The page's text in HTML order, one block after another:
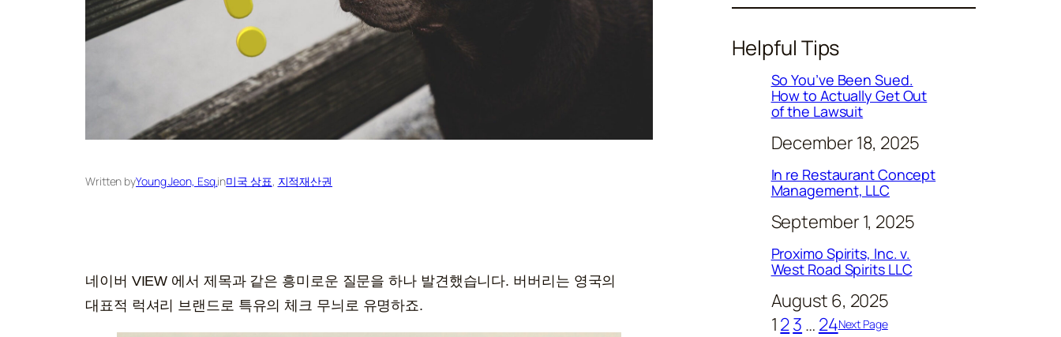
Written byYoung Jeon, Esq.in미국 상표, 지적재산권
네이버 VIEW 에서 제목과 같은 흥미로운 질문을 하나 발견했습니다. 버버리는 영국의
대표적 럭셔리 브랜드로 특유의 체크 무늬로 유명하죠.
Helpful Tips
So You’ve Been Sued.
How to Actually Get Out
of the Lawsuit
December 18, 2025
In re Restaurant Concept
Management, LLC
September 1, 2025
Proximo Spirits, Inc. v.
West Road Spirits LLC
August 6, 2025
1 23 … 24Next Page